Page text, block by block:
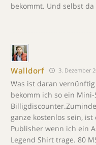
bekommt. Und selbst
Walldorf 3. Dezember
Was ist daran vernünftig
bekomm ich so ein
ganze kostenlos sein,
Publisher wenn ich ein
Legend Shirt trage. 80